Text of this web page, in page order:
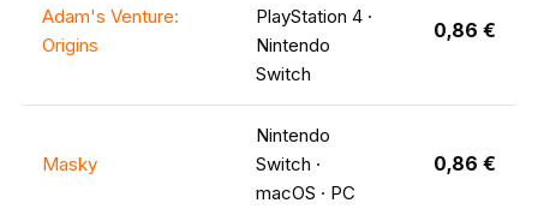
Adam's Venture:
Origins
PlayStation 4 ·
Nintendo
Switch
0,86 €
Masky
Nintendo
Switch ·
macOS · PC
0,86 €